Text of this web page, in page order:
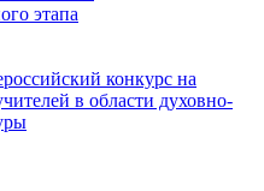
этапа
конкурс на
в области духовно-